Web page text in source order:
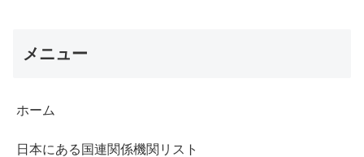
メニュー
ホーム
日本にある国連関係機関リスト